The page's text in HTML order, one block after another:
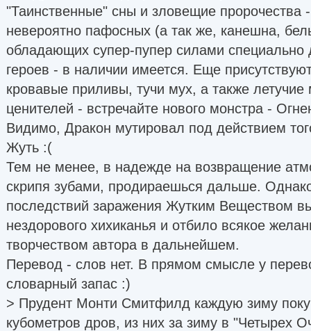
"Таинственные" сны и зловещие пророчества
невероятно пафосных (а так же, канешна,
обладающих супер-пупер силами
героев - в наличии имеется. Еще
кровавые приливы, тучи мух, а также
ценителей - встречайте нового монстра -
Видимо, Дракон мутировал под действием
Жуть :(
Тем не менее, в надежде на возвращение
скрипя зубами, продираешься дальше.
последствий заражения Жутким Веществом
нездорового хихиканья и отбило всякое
творчеством автора в дальнейшем.
Перевод - слов нет. В прямом смысле у
словарный запас :)
> Прудент Монти Смитфилд каждую зиму
кубометров дров, из них за зиму в "Четырех